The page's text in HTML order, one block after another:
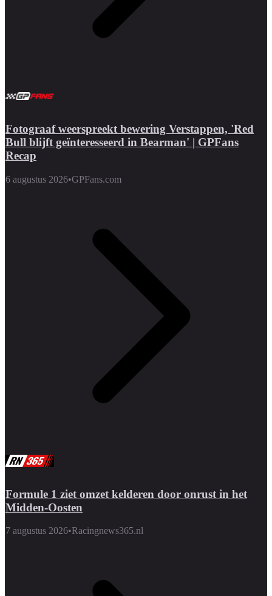
Fotograaf weerspreekt bewering Verstappen, 'Red
Bull blijft geïnteresseerd in Bearman' | GPFans
Recap
6 augustus 2026•GPFans.com
Formule 1 ziet omzet kelderen door onrust in het
Midden-Oosten
7 augustus 2026•Racingnews365.nl